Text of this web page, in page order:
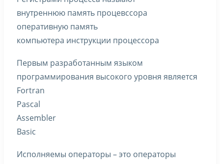
внутреннюю память процевссора
оперативную память
компьютера инструкции процессора
Первым разработанным языком
программирования высокого уровня является
Fortran
Pascal
Assembler
Basic
Исполняемы операторы – это операторы